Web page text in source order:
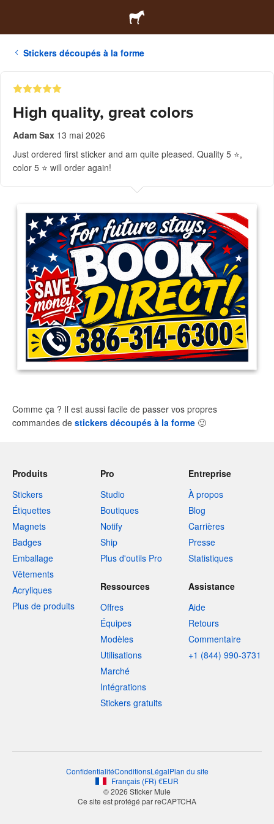
Stickers découpés à la forme
High quality, great colors
Adam Sax 13 mai 2026
Just ordered first sticker and am quite pleased. Quality 5 ⭐️,
color 5 ⭐️ will order again!
Comme ça ? Il est aussi facile de passer vos propres
commandes de stickers découpés à la forme 🙂
Produits
Stickers
Étiquettes
Magnets
Badges
Emballage
Vêtements
Acryliques
Plus de produits
Pro
Studio
Boutiques
Notify
Ship
Plus d'outils Pro
Entreprise
À propos
Blog
Carrières
Presse
Statistiques
Ressources
Offres
Équipes
Modèles
Utilisations
Marché
Intégrations
Stickers gratuits
Assistance
Aide
Retours
Commentaire
+1 (844) 990-3731
ConfidentialitéConditionsLégalPlan du site
Français (FR) €EUR
© 2026 Sticker Mule
Ce site est protégé par reCAPTCHA